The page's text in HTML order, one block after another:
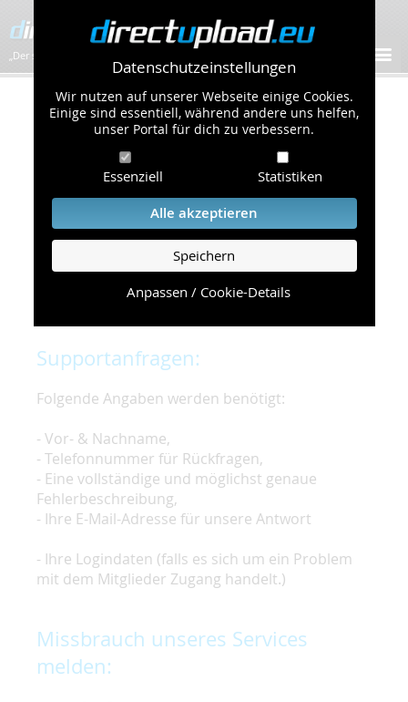
Datenschutzeinstellungen
Wir nutzen auf unserer Webseite einige Cookies.
Einige sind essentiell, während andere uns helfen,
unser Portal für dich zu verbessern.
Essenziell Statistiken
Alle akzeptieren
Speichern
Anpassen / Cookie-Details
„Der schnellste Bilder-Hoster im Web!”
Kontakt & Support
Um eine schnelle und unkomplizierte
Bearbeitung Ihres Problems zu gewährleisten,
bitten wir Sie,
folgende Punkte zu beachten und einzuhalten.
Die schnellste Hilfe finden Sie auf unserer
Seite, die die häufig gestellten Fragen
Supportanfragen:
Folgende Angaben werden benötigt:
- Vor- & Nachname,
- Telefonnummer für Rückfragen,
- Eine vollständige und möglichst genaue
Fehlerbeschreibung,
- Ihre E-Mail-Adresse für unsere Antwort
- Ihre Logindaten (falls es sich um ein Problem
mit dem Mitglieder Zugang handelt.)
Missbrauch unseres Services
melden: